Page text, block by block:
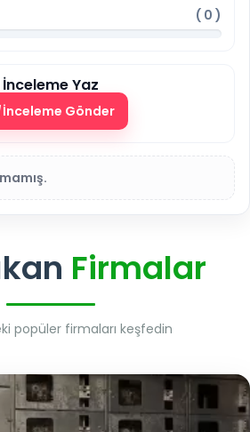
( 0 )
İnceleme Yaz
İnceleme Gönder
Firmalar
popüler firmaları keşfedin